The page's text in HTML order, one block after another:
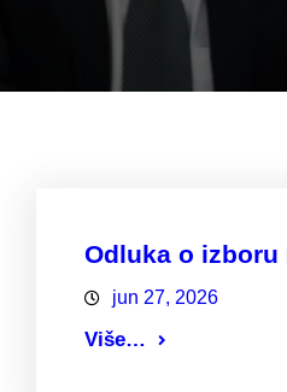
Odluka o
jun 27, 2026
Više…